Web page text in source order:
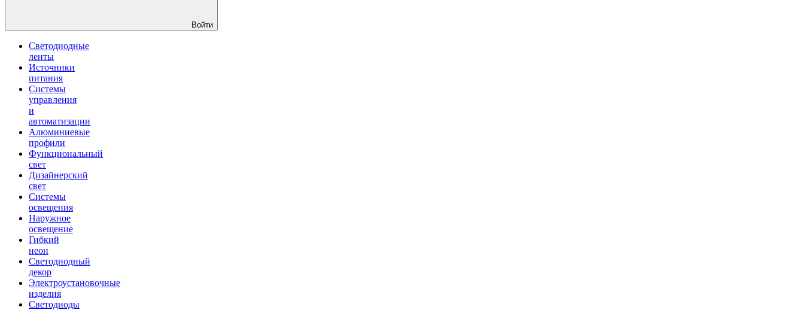
Войти
Светодиодные
ленты
Источники
питания
Системы
управления
и
автоматизации
Алюминиевые
профили
Функциональный
свет
Дизайнерский
свет
Системы
освещения
Наружное
освещение
Гибкий
неон
Светодиодный
декор
Электроустановочные
изделия
Светодиоды